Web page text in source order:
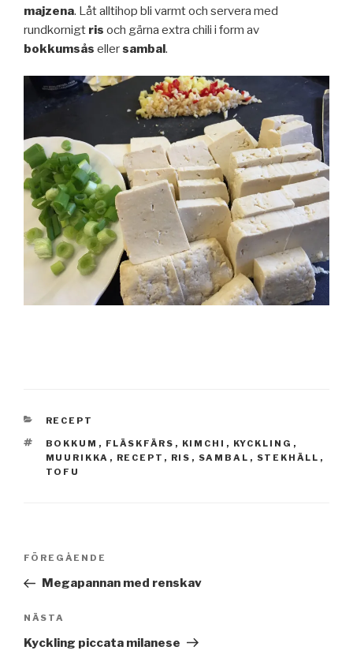
majzena. Låt alltihop bli varmt och servera med
rundkornigt ris och gärna extra chili i form av
bokkumsås ellersambal.
KATEGORIER
RECEPT
TAGGAR
BOKKUM , FLÄSKFÄRS , KIMCHI , KYCKLING ,
MUURIKKA , RECEPT , RIS , SAMBAL , STEKHÄLL ,
TOFU
Inläggsnavigering
Föregående
inlägg
FÖREGÅENDE
Megapannan med renskav
Nästa
inlägg
NÄSTA
Kyckling piccata milanese